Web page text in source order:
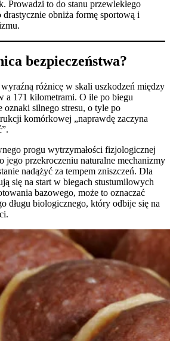
Prowadzi to do stanu przewlekłego
obniża formę sportową i
bezpieczeństwa?
różnicę w skali uszkodzeń między
a 171 kilometrami. O ile po biegu
silnego stresu, o tyle po
komórkowej „naprawdę zaczyna
progu wytrzymałości fizjologicznej
jego przekroczeniu naturalne mechanizmy
nadążyć za tempem zniszczeń. Dla
się na start w biegach stustumilowych
bazowego, może to oznaczać
długu biologicznego, który odbije się na